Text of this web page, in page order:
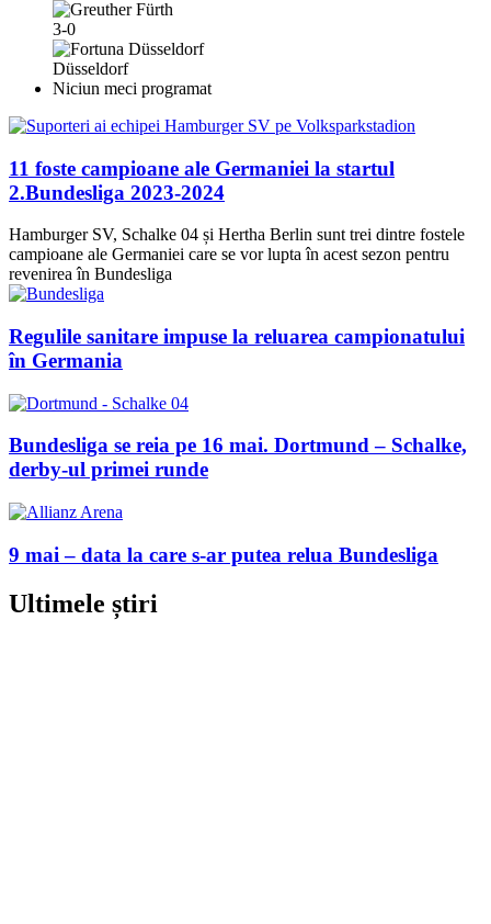
3-0
Düsseldorf
Niciun meci programat
11 foste campioane ale Germaniei la startul
2.Bundesliga 2023-2024
Hamburger SV, Schalke 04 și Hertha Berlin sunt trei dintre fostele
campioane ale Germaniei care se vor lupta în acest sezon pentru
revenirea în Bundesliga
Regulile sanitare impuse la reluarea campionatului
în Germania
Bundesliga se reia pe 16 mai. Dortmund – Schalke,
derby-ul primei runde
9 mai – data la care s-ar putea relua Bundesliga
Ultimele știri